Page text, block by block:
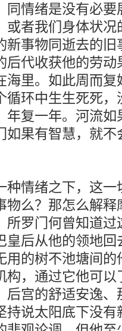
同情绪是没有必
或者我们身体状
新事物同逝去的
后代收获他的劳
海里。如此周而
循环中生生死死
年复一年。河流
如果有智慧，就
情绪之下，这一
物么？那怎么解
所罗门何曾知道
皇后从他的领地
用的树不池塘间
构，通过它他可
后宫的舒适安逸
持说太阳底下没